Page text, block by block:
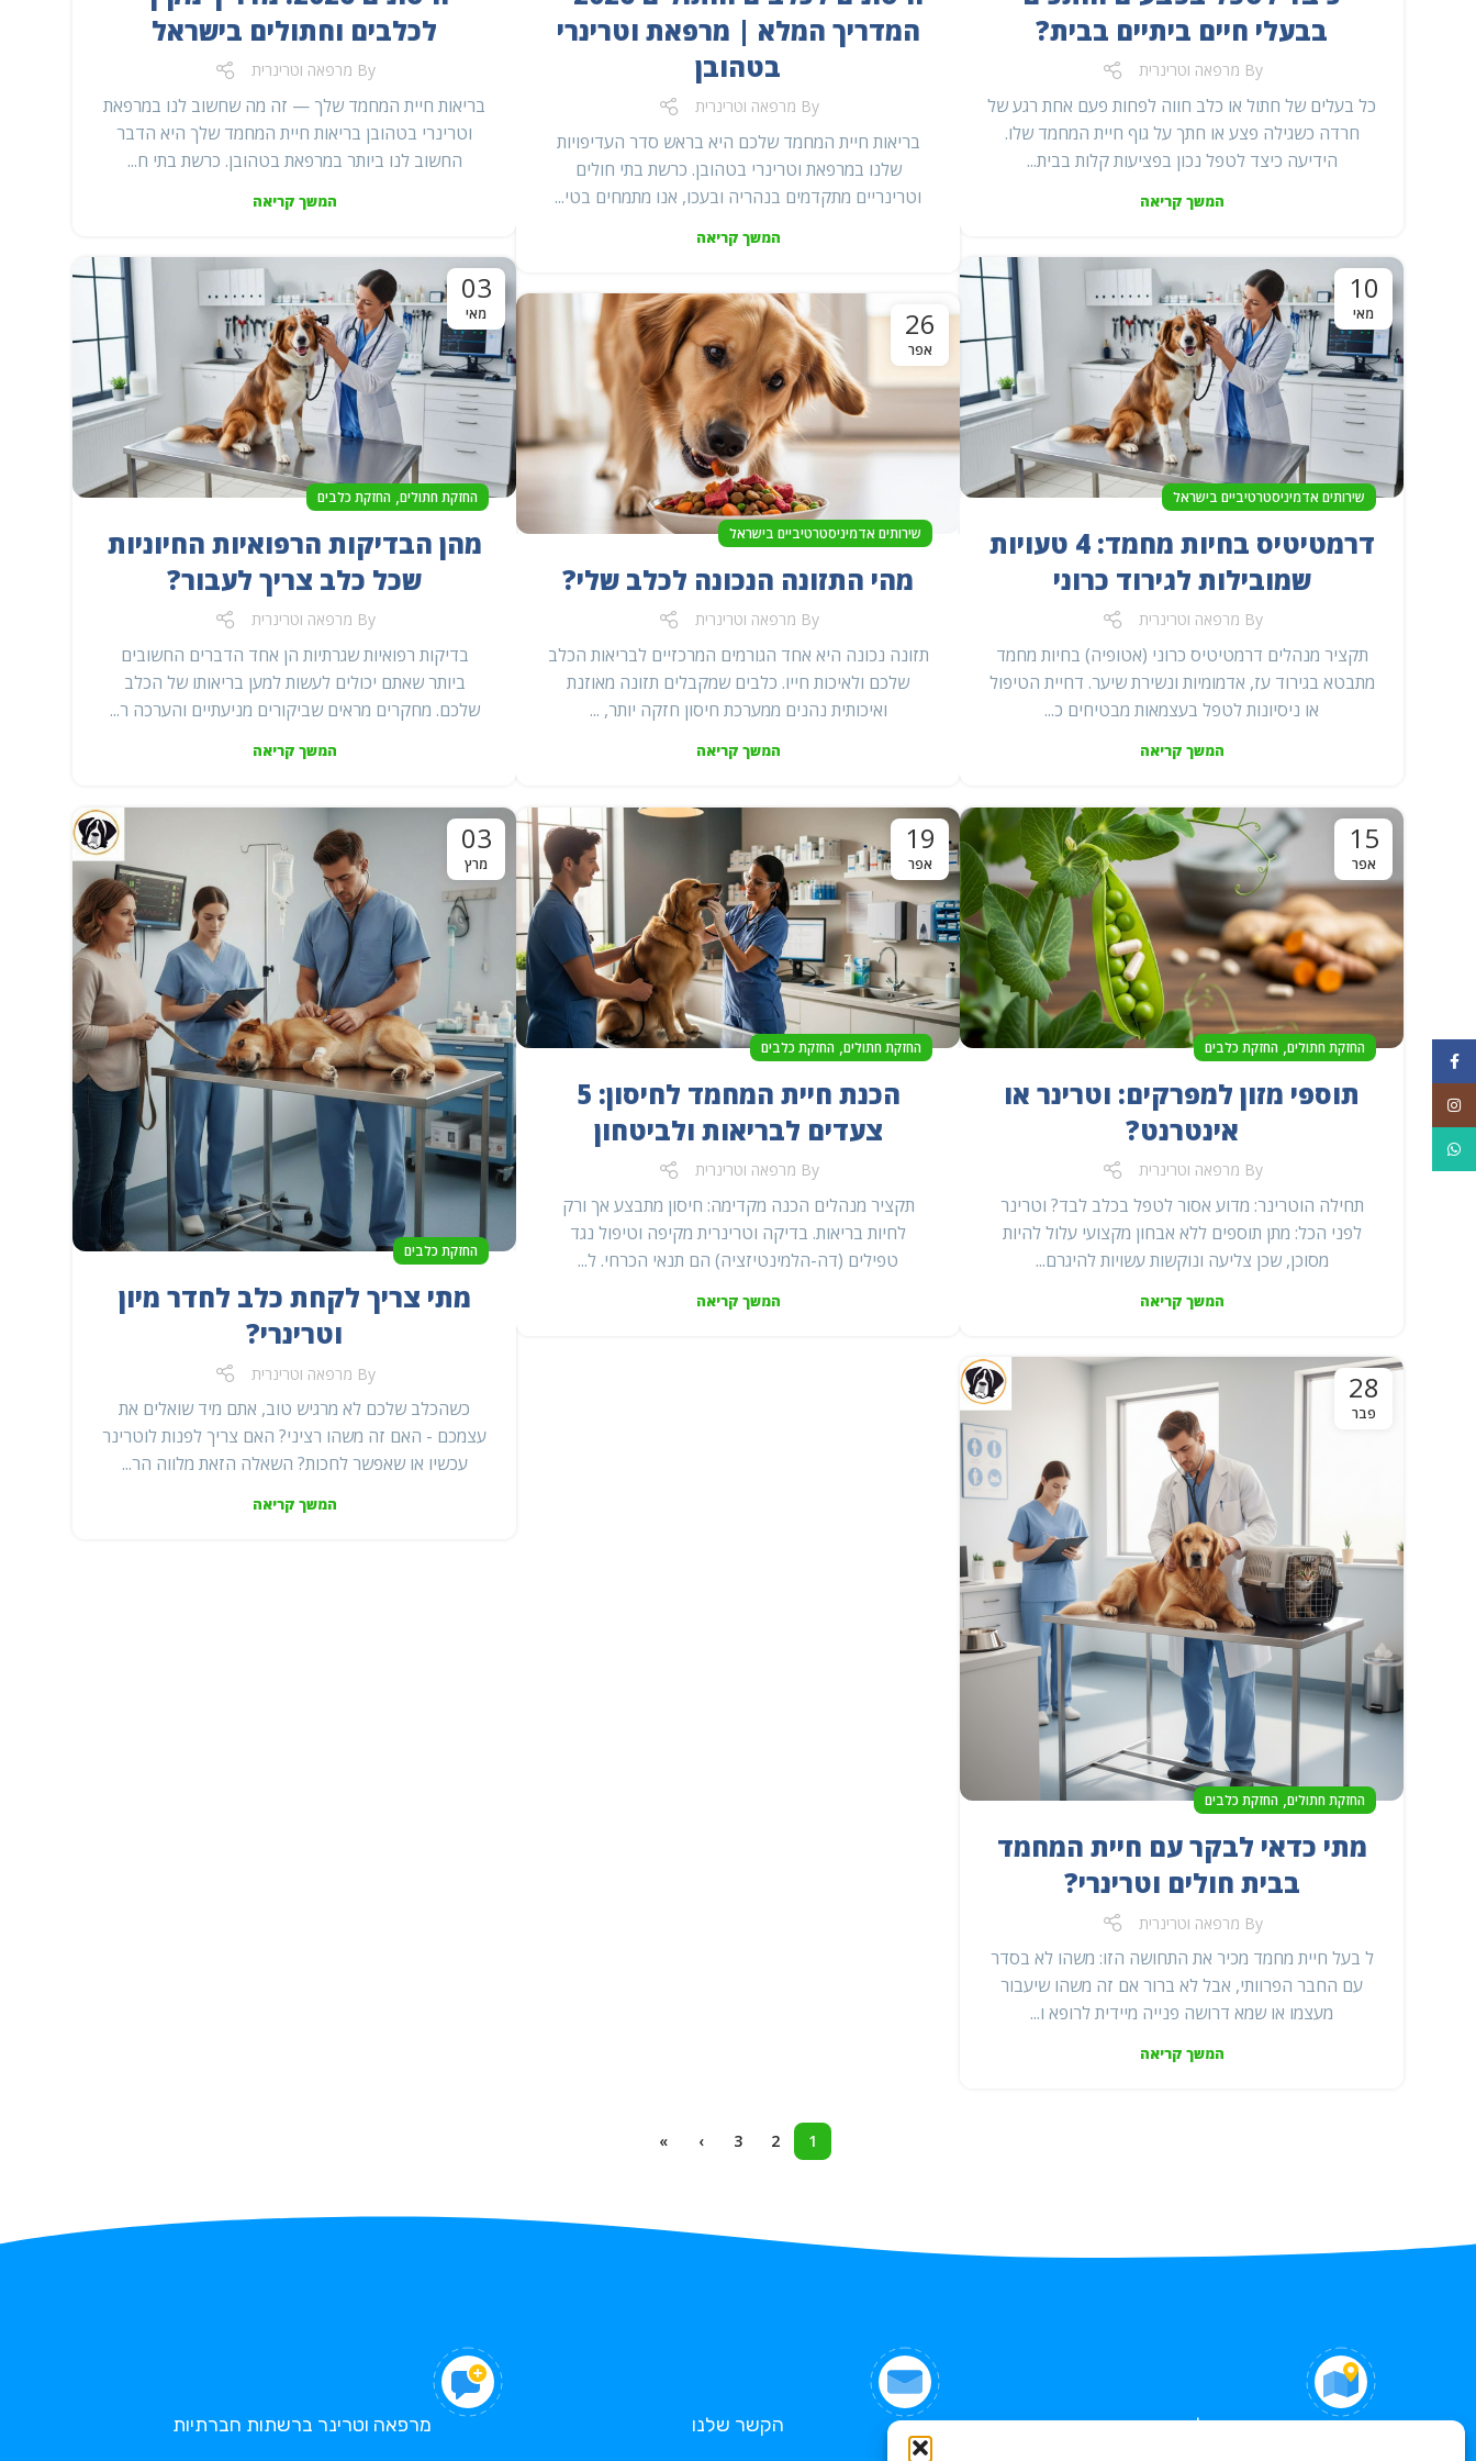
בבעלי חיים ביתיים בבית?
By מרפאה וטרינרית
כל בעלים של חתול או כלב חווה לפחות פעם אחת רגע של
חרדה כשגילה פצע או חתך על גוף חיית המחמד שלו.
הידיעה כיצד לטפל נכון בפציעות קלות בבית...
המשך קריאה
המדריך המלא | מרפאת וטרינרי
בטהובן
By מרפאה וטרינרית
בריאות חיית המחמד שלכם היא בראש סדר העדיפויות
שלנו במרפאת וטרינרי בטהובן. כרשת בתי חולים
וטרינריים מתקדמים בנהריה ובעכו, אנו מתמחים בטי...
המשך קריאה
לכלבים וחתולים בישראל
By מרפאה וטרינרית
בריאות חיית המחמד שלך — זה מה שחשוב לנו במרפאת
וטרינרי בטהובן בריאות חיית המחמד שלך היא הדבר
החשוב לנו ביותר במרפאת בטהובן. כרשת בתי ח...
המשך קריאה
10
מאי
שירותים אדמיניסטרטיביים בישראל
דרמטיטיס בחיות מחמד: 4 טעויות
שמובילות לגירוד כרוני
By מרפאה וטרינרית
תקציר מנהלים דרמטיטיס כרוני (אטופיה) בחיות מחמד
מתבטא בגירוד עז, אדמומיות ונשירת שיער. דחיית הטיפול
או ניסיונות לטפל בעצמאות מבטיחים כ...
המשך קריאה
03
מאי
החזקת חתולים, החזקת כלבים
מהן הבדיקות הרפואיות החיוניות
שכל כלב צריך לעבור?
By מרפאה וטרינרית
בדיקות רפואיות שגרתיות הן אחד הדברים החשובים
ביותר שאתם יכולים לעשות למען בריאותו של הכלב
שלכם. מחקרים מראים שביקורים מניעתיים והערכה ר...
המשך קריאה
26
אפר
שירותים אדמיניסטרטיביים בישראל
מהי התזונה הנכונה לכלב שלי?
By מרפאה וטרינרית
תזונה נכונה היא אחד הגורמים המרכזיים לבריאות הכלב
שלכם ולאיכות חייו. כלבים שמקבלים תזונה מאוזנת
ואיכותית נהנים ממערכת חיסון חזקה יותר, ...
המשך קריאה
19
אפר
החזקת חתולים, החזקת כלבים
הכנת חיית המחמד לחיסון: 5
צעדים לבריאות ולביטחון
By מרפאה וטרינרית
תקציר מנהלים הכנה מקדימה: חיסון מתבצע אך ורק
לחיות בריאות. בדיקה וטרינרית מקיפה וטיפול נגד
טפילים (דה-הלמינטיזציה) הם תנאי הכרחי. ל...
המשך קריאה
15
אפר
החזקת חתולים, החזקת כלבים
תוספי מזון למפרקים: וטרינר או
אינטרנט?
By מרפאה וטרינרית
תחילה הוטרינר: מדוע אסור לטפל בכלב לבד? וטרינר
לפני הכל: מתן תוספים ללא אבחון מקצועי עלול להיות
מסוכן, שכן צליעה ונוקשות עשויות להיגרם...
המשך קריאה
03
מרץ
החזקת כלבים
מתי צריך לקחת כלב לחדר מיון
וטרינרי?
By מרפאה וטרינרית
כשהכלב שלכם לא מרגיש טוב, אתם מיד שואלים את
עצמכם - האם זה משהו רציני? האם צריך לפנות לוטרינר
עכשיו או שאפשר לחכות? השאלה הזאת מלווה הר...
המשך קריאה
28
פבר
החזקת חתולים, החזקת כלבים
מתי כדאי לבקר עם חיית המחמד
בבית חולים וטרינרי?
By מרפאה וטרינרית
ל בעל חיית מחמד מכיר את התחושה הזו: משהו לא בסדר
עם החבר הפרוותי, אבל לא ברור אם זה משהו שיעבור
מעצמו או שמא דרושה פנייה מיידית לרופא ו...
המשך קריאה
1
2
3
›
»
איך למצוא אותנו הקשר שלנו מרפאה וטרינר ברשתות חברתיות
Facebook
Instagram